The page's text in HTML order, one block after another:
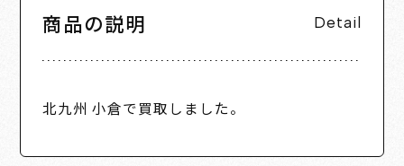
商品の説明 Detail
北九州 小倉で買取しました。